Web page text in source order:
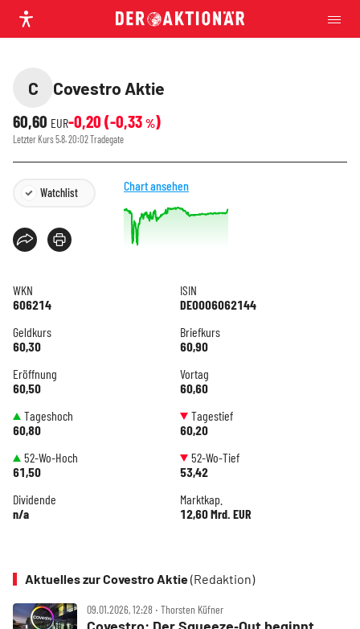
C
Covestro Aktie
60,60 EUR-0,20 (-0,33 %)
Letzter Kurs5.8. 20:02Tradegate
Watchlist Chart ansehen
WKN
606214
ISIN
DE0006062144
Geldkurs
60,30
Briefkurs
60,90
Eröffnung
60,50
Vortag
60,60
Tageshoch
60,80
Tagestief
60,20
52-Wo-Hoch
61,50
52-Wo-Tief
53,42
Dividende
n/a
Marktkap.
12,60 Mrd. EUR
Aktuelles zur Covestro Aktie(Redaktion)
09.01.2026, 12:28 ‧ Thorsten Küfner